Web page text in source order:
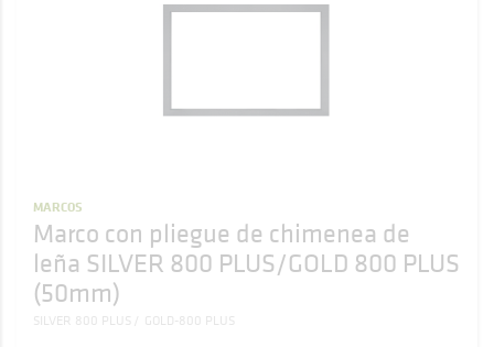
MARCOS
Marco con pliegue de chimenea de
leña SILVER 800 PLUS/GOLD 800 PLUS
(50mm)
SILVER 800 PLUS GOLD-800 PLUS